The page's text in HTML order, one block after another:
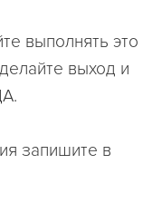
выполнять это
выход и
запишите в